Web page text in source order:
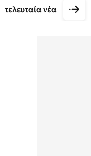
τελευταία νέα